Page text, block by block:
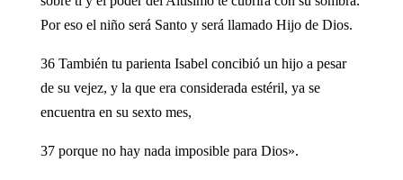
Por eso el niño será Santo y será llamado Hijo de Dios.
36 También tu parienta Isabel concibió un hijo a pesar
de su vejez, y la que era considerada estéril, ya se
encuentra en su sexto mes,
37 porque no hay nada imposible para Dios».